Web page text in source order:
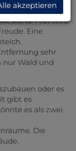
Hier wird
Eine
sehr
nur Wald und
oder es
gibt es
es als zwei
Die
akzeptieren